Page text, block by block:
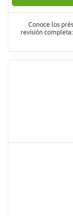
Conoce los
revisión